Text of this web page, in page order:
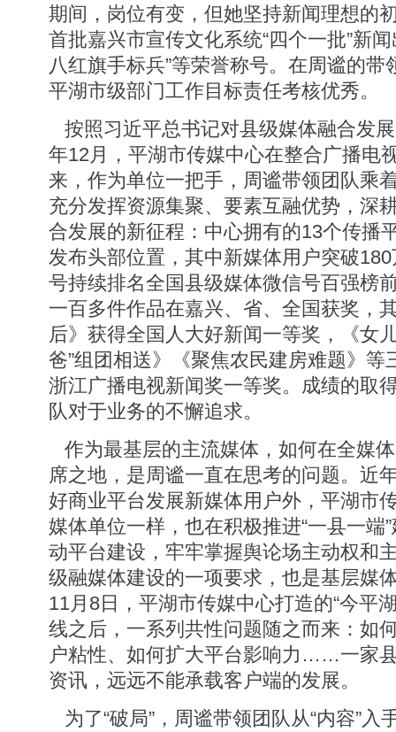
期间，岗位有变，但她坚持新闻理想的
首批嘉兴市宣传文化系统“四个一批”新
八红旗手标兵”等荣誉称号。在周谧的
平湖市级部门工作目标责任考核优秀。
按照习近平总书记对县级媒体融合发
年12月，平湖市传媒中心在整合广播电
来，作为单位一把手，周谧带领团队乘
充分发挥资源集聚、要素互融优势，深
合发展的新征程：中心拥有的13个传播
发布头部位置，其中新媒体用户突破180
号持续排名全国县级媒体微信号百强榜
一百多件作品在嘉兴、省、全国获奖，
后》获得全国人大好新闻一等奖，《女
爸”组团相送》《聚焦农民建房难题》
浙江广播电视新闻奖一等奖。成绩的取
队对于业务的不懈追求。
作为最基层的主流媒体，如何在全媒
席之地，是周谧一直在思考的问题。近
好商业平台发展新媒体用户外，平湖市
媒体单位一样，也在积极推进“一县一端
动平台建设，牢牢掌握舆论场主动权和
级融媒体建设的一项要求，也是基层媒
11月8日，平湖市传媒中心打造的“今平
线之后，一系列共性问题随之而来：如
户粘性、如何扩大平台影响力……一家
资讯，远远不能承载客户端的发展。
为了“破局”，周谧带领团队从“内容”入